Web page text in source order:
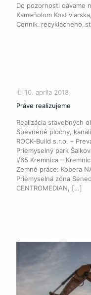
Do pozornosti dávame
Kameňolom
10. apríla 2018
Práve realizujeme
Realizácia stavebných
Spevnené plochy,
ROCK-Build s.r.o. –
Priemyselný park
I/65 Kremnica –
Zemné práce: Kobera
Priemyselná zóna
CENTROMEDIAN,
[…]